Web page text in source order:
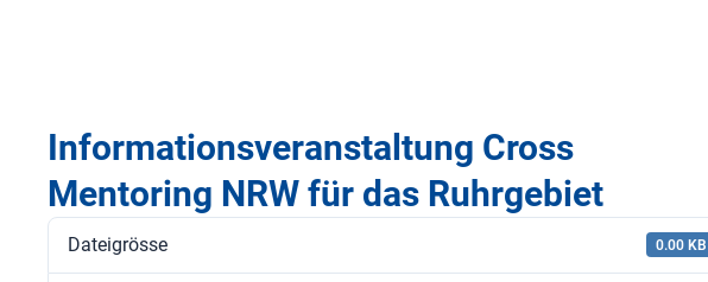
Informationsveranstaltung Cross
Mentoring NRW für das Ruhrgebiet
Dateigrösse 0.00 KB